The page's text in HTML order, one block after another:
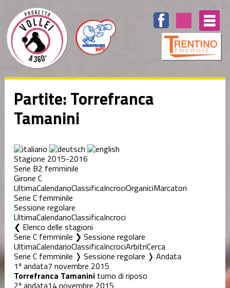
Partite: Torrefranca
Tamanini
Stagione 2015-2016
Serie B2 femminile
Girone C
UltimaCalendarioClassificaIncrociOrganiciMarcatori
Serie C femminile
Sessione regolare
UltimaCalendarioClassificaIncroci
Elenco delle stagioni
Serie C femminile ❯ Sessione regolare
UltimaCalendarioClassificaIncrociArbitriCerca
Serie C femminile ❭ Sessione regolare ❭ Andata
1ª andata7 novembre 2015
Torrefranca Tamaniniturno di riposo
2ª andata14 novembre 2015